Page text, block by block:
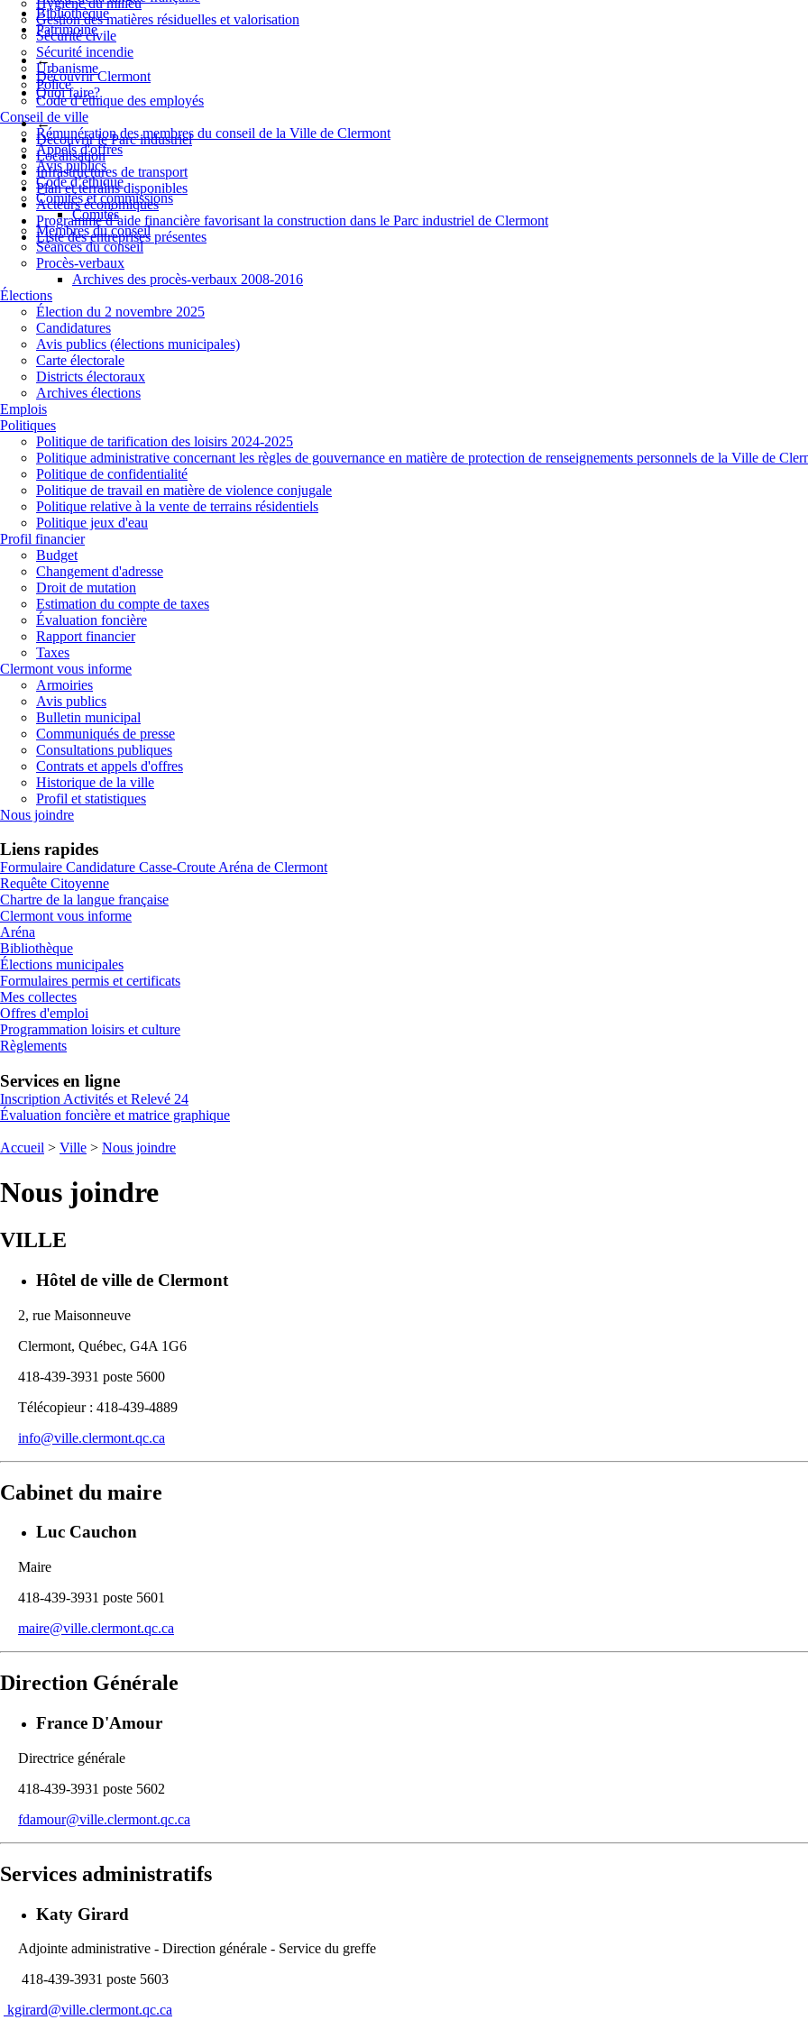
Bibliothèque
Patrimoine
←
Découvrir Clermont
Quoi faire?
←
Découvrir le Parc industriel
Localisation
Infrastructures de transport
Plan et terrains disponibles
Acteurs économiques
Programme d’aide financière favorisant la construction dans le Parc industriel de Clermont
Liste des entreprises présentes
Gestion des matières résiduelles et valorisation
Sécurité civile
Sécurité incendie
Urbanisme
Police
Code d’éthique des employés
Conseil de ville
Rémunération des membres du conseil de la Ville de Clermont
Appels d'offres
Avis publics
Code d’éthique
Comités et commissions
Comités
Membres du conseil
Séances du conseil
Procès-verbaux
Archives des procès-verbaux 2008-2016
Élections
Élection du 2 novembre 2025
Candidatures
Avis publics (élections municipales)
Carte électorale
Districts électoraux
Archives élections
Emplois
Politiques
Politique de tarification des loisirs 2024-2025
Politique administrative concernant les règles de gouvernance en matière de protection de renseignements personnels de la Ville de
Politique de confidentialité
Politique de travail en matière de violence conjugale
Politique relative à la vente de terrains résidentiels
Politique jeux d'eau
Profil financier
Budget
Changement d'adresse
Droit de mutation
Estimation du compte de taxes
Évaluation foncière
Rapport financier
Taxes
Clermont vous informe
Armoiries
Avis publics
Bulletin municipal
Communiqués de presse
Consultations publiques
Contrats et appels d'offres
Historique de la ville
Profil et statistiques
Nous joindre
Liens rapides
Formulaire Candidature Casse-Croute Aréna de Clermont
Requête Citoyenne
Chartre de la langue française
Clermont vous informe
Aréna
Bibliothèque
Élections municipales
Formulaires permis et certificats
Mes collectes
Offres d'emploi
Programmation loisirs et culture
Règlements
Services en ligne
Inscription Activités et Relevé 24
Évaluation foncière et matrice graphique
Accueil > Ville > Nous joindre
Nous joindre
VILLE
Hôtel de ville de Clermont
2, rue Maisonneuve
Clermont, Québec, G4A 1G6
418-439-3931 poste 5600
Télécopieur : 418-439-4889
info@ville.clermont.qc.ca
Cabinet du maire
Luc Cauchon
Maire
418-439-3931 poste 5601
maire@ville.clermont.qc.ca
Direction Générale
France D'Amour
Directrice générale
418-439-3931 poste 5602
fdamour@ville.clermont.qc.ca
Services administratifs
Katy Girard
Adjointe administrative - Direction générale - Service du greffe
418-439-3931 poste 5603
kgirard@ville.clermont.qc.ca